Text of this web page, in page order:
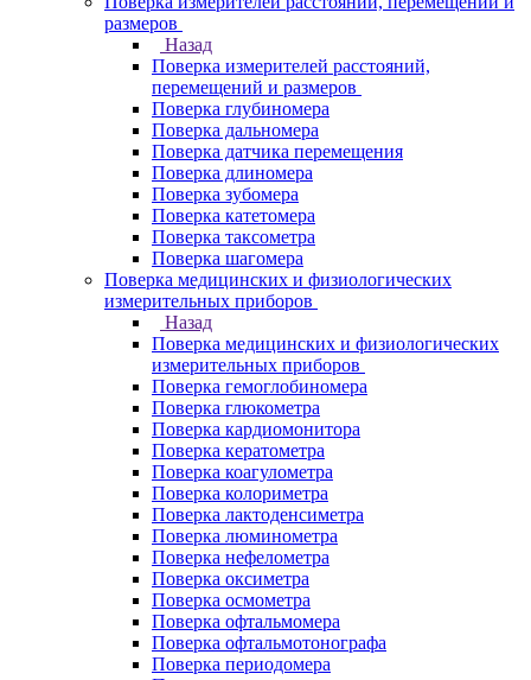
размеров
Назад
Поверка измерителей расстояний,
перемещений и размеров
Поверка глубиномера
Поверка дальномера
Поверка датчика перемещения
Поверка длиномера
Поверка зубомера
Поверка катетомера
Поверка таксометра
Поверка шагомера
Поверка медицинских и физиологических
измерительных приборов
Назад
Поверка медицинских и физиологических
измерительных приборов
Поверка гемоглобиномера
Поверка глюкометра
Поверка кардиомонитора
Поверка кератометра
Поверка коагулометра
Поверка колориметра
Поверка лактоденсиметра
Поверка люминометра
Поверка нефелометра
Поверка оксиметра
Поверка осмометра
Поверка офтальмомера
Поверка офтальмотонографа
Поверка периодомера